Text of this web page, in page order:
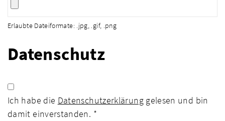
Erlaubte Dateiformate: .jpg, .gif, .png
Datenschutz
Ich habe die Datenschutzerklärunggelesen und bin
damit einverstanden. *